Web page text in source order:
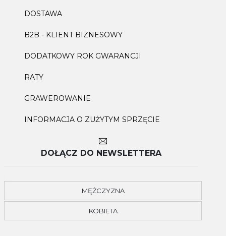
DOSTAWA
B2B - KLIENT BIZNESOWY
DODATKOWY ROK GWARANCJI
RATY
GRAWEROWANIE
INFORMACJA O ZUŻYTYM SPRZĘCIE
DOŁĄCZ DO NEWSLETTERA
MĘŻCZYZNA
KOBIETA